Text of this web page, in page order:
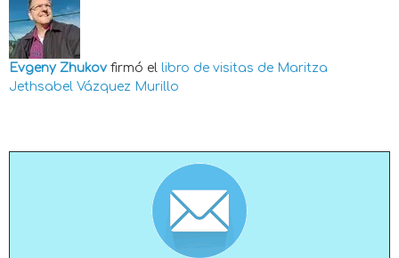
Evgeny Zhukov firmó el libro de visitas de Maritza
Jethsabel Vázquez Murillo